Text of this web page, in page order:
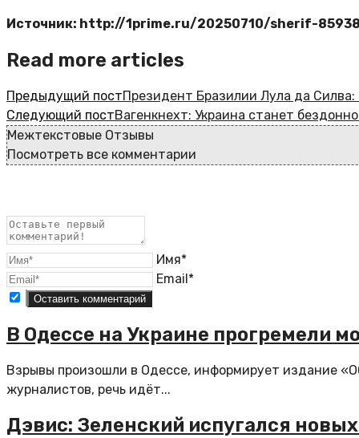
Источник: http://1prime.ru/20250710/sherif-
Read more articles
Предыдущий постПрезидент Бразилии Лула да
Следующий постВагенкнехт: Украина станет
Межтекстовые Отзывы
Посмотреть все комментарии
Имя*
Email*
В Одессе на Украине прогремели
Взрывы произошли в Одессе, информирует издание
журналистов, речь идёт...
Дэвис: Зеленский испугался